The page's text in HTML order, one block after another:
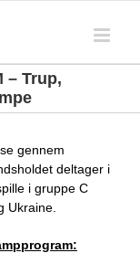
– Trup,
gennem
deltager i
i gruppe C
Ukraine.